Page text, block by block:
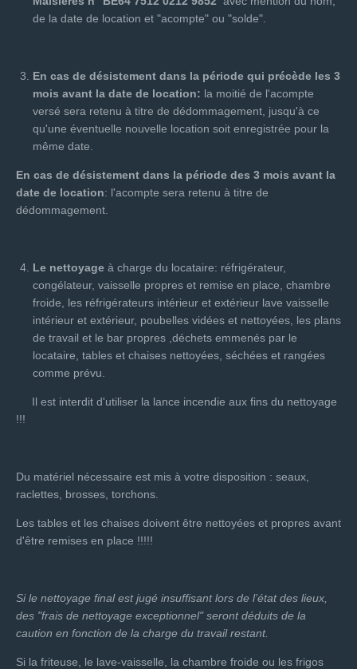
de la date de location et "acompte" ou "solde".
En cas de désistement dans la période qui précède les 3
mois avant la date de location: la moitié de l'acompte
versé sera retenu à titre de dédommagement, jusqu'à ce
qu'une éventuelle nouvelle location soit enregistrée pour la
même date.
En cas de désistement dans la période des 3 mois avant la
date de location: l'acompte sera retenu à titre de
dédommagement.
Le nettoyage à charge du locataire: réfrigérateur,
congélateur, vaisselle propres et remise en place, chambre
froide, les réfrigérateurs intérieur et extérieur lave vaisselle
intérieur et extérieur, poubelles vidées et nettoyées, les plans
de travail et le bar propres ,déchets emmenés par le
locataire, tables et chaises nettoyées, séchées et rangées
comme prévu.
Il est interdit d'utiliser la lance incendie aux fins du nettoyage
!!!
Du matériel nécessaire est mis à votre disposition : seaux,
raclettes, brosses, torchons.
Les tables et les chaises doivent être nettoyées et propres avant
d'être remises en place !!!!!
Si le nettoyage final est jugé insuffisant lors de l’état des lieux,
des "frais de nettoyage exceptionnel" seront déduits de la
caution en fonction de la charge du travail restant.
Si la friteuse, le lave-vaisselle, la chambre froide ou les frigos